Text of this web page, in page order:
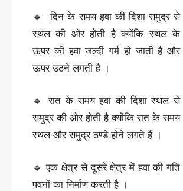
🔹 दिन के समय हवा की दिशा समुद्र से
स्थल की ओर होती है क्योंकि स्थल के
ऊपर की हवा जल्दी गर्म हो जाती है और
ऊपर उठने लगती है ।
🔹 रात के समय हवा की दिशा स्थल से
समुद्र की ओर होती है क्योंकि रात के समय
स्थल और समुद्र ठण्डे होने लगते हैं ।
🔹 एक क्षेत्र से दूसरे क्षेत्र में हवा की गति
पवनों का निर्माण करती है ।